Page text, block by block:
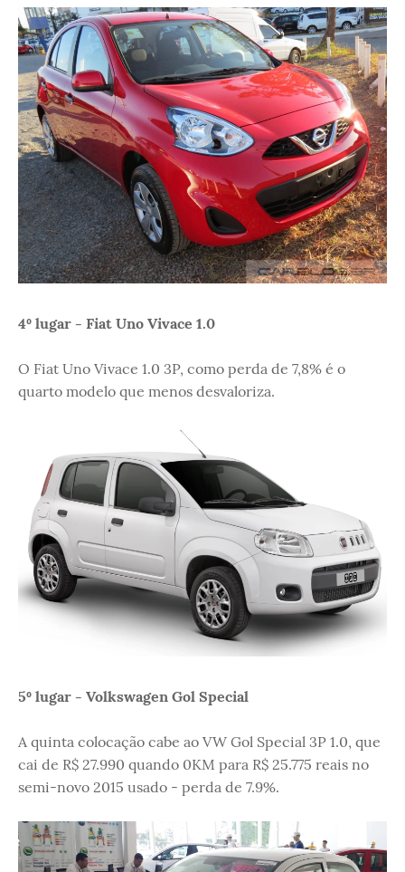
4º lugar - Fiat Uno Vivace 1.0
O Fiat Uno Vivace 1.0 3P, como perda de 7,8% é o
quarto modelo que menos desvaloriza.
5º lugar - Volkswagen Gol Special
A quinta colocação cabe ao VW Gol Special 3P 1.0, que
cai de R$ 27.990 quando 0KM para R$ 25.775 reais no
semi-novo 2015 usado - perda de 7.9%.